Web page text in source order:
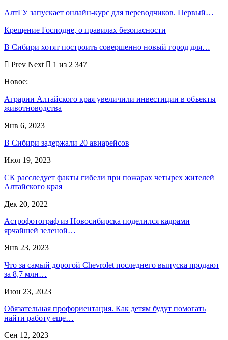
АлтГУ запускает онлайн-курс для переводчиков. Первый…
Крещение Господне, о правилах безопасности
В Сибири хотят построить совершенно новый город для…
Prev Next
1 из 2 347
Новое:
Аграрии Алтайского края увеличили инвестиции в объекты
животноводства
Янв 6, 2023
В Сибири задержали 20 авиарейсов
Июл 19, 2023
СК расследует факты гибели при пожарах четырех жителей
Алтайского края
Дек 20, 2022
Астрофотограф из Новосибирска поделился кадрами
ярчайшей зеленой…
Янв 23, 2023
Что за самый дорогой Chevrolet последнего выпуска продают
за 8,7 млн…
Июн 23, 2023
Обязательная профориентация. Как детям будут помогать
найти работу еще…
Сен 12, 2023